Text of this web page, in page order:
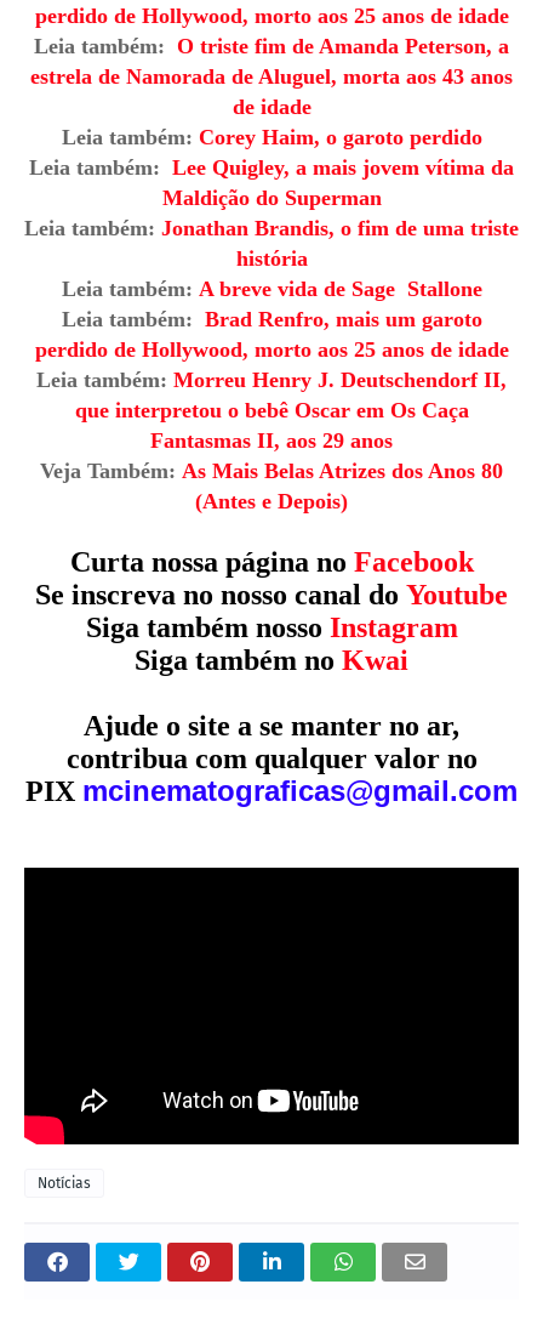
perdido de Hollywood, morto aos 25 anos de idade
Leia também: O triste fim de Amanda Peterson, a
estrela de Namorada de Aluguel, morta aos 43 anos
de idade
Leia também: Corey Haim, o garoto perdido
Leia também: Lee Quigley, a mais jovem vítima da
Maldição do Superman
Leia também: Jonathan Brandis, o fim de uma triste
história
Leia também: A breve vida de Sage Stallone
Leia também: Brad Renfro, mais um garoto
perdido de Hollywood, morto aos 25 anos de idade
Leia também: Morreu Henry J. Deutschendorf II,
que interpretou o bebê Oscar em Os Caça
Fantasmas II, aos 29 anos
Veja Também: As Mais Belas Atrizes dos Anos 80
(Antes e Depois)
Curta nossa página no Facebook
Se inscreva no nosso canal do Youtube
Siga também nosso Instagram
Siga também no Kwai
Ajude o site a se manter no ar,
contribua com qualquer valor no
PIX mcinematograficas@gmail.com
Notícias